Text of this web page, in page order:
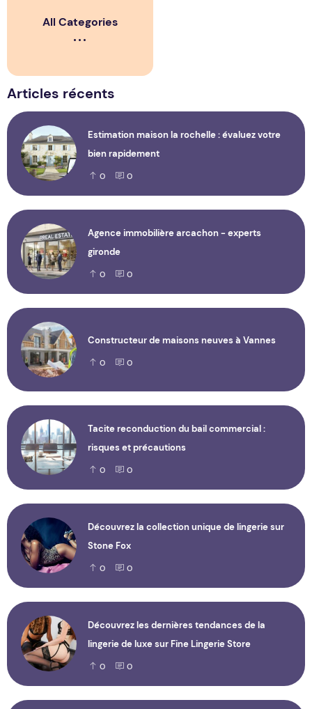
All Categories
Articles récents
Estimation maison la rochelle : évaluez votre
bien rapidement
0 0
Agence immobilière arcachon - experts
gironde
0 0
Constructeur de maisons neuves à Vannes
0 0
Tacite reconduction du bail commercial :
risques et précautions
0 0
Découvrez la collection unique de lingerie sur
Stone Fox
0 0
Découvrez les dernières tendances de la
lingerie de luxe sur Fine Lingerie Store
0 0